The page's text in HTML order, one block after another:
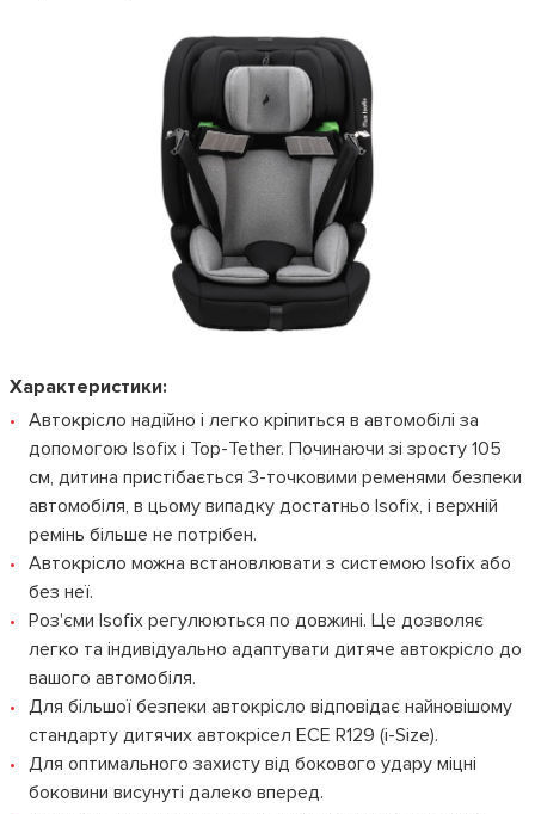
Характеристики:
Автокрісло надійно і легко кріпиться в автомобілі за
допомогою Isofix і Top-Tether. Починаючи зі зросту 105
см, дитина пристібається 3-точковими ременями безпеки
автомобіля, в цьому випадку достатньо Isofix, і верхній
ремінь більше не потрібен.
Автокрісло можна встановлювати з системою Isofix або
без неї.
Роз'єми Isofix регулюються по довжині. Це дозволяє
легко та індивідуально адаптувати дитяче автокрісло до
вашого автомобіля.
Для більшої безпеки автокрісло відповідає найновішому
стандарту дитячих автокрісел ECE R129 (i-Size).
Для оптимального захисту від бокового удару міцні
боковини висунуті далеко вперед.